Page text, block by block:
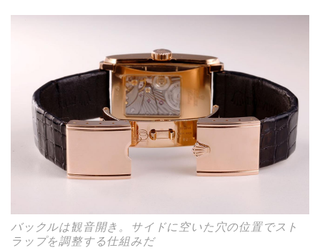
バックルは観音開き。サイドに空いた穴の位置でスト
ラップを調整する仕組みだ